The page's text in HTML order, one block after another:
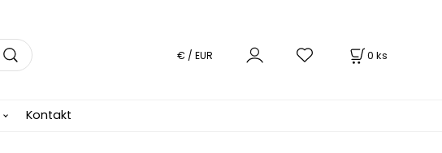
0 ks
€ / EUR
Kontakt